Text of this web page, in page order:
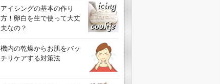
アイシングの基本の作り
方！卵白を生で使って大丈
夫なの？
機内の乾燥からお肌をバッ
チリケアする対策法